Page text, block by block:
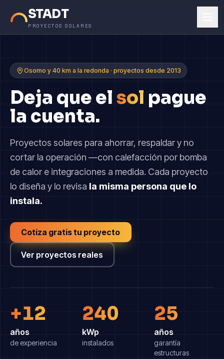
STADT
PROYECTOS SOLARES
Osorno y 40 km a la redonda · proyectos desde 2013
Deja que el sol pague
la cuenta.
Proyectos solares para ahorrar, respaldar y no
cortar la operación —con calefacción por bomba
de calor e integraciones a medida. Cada proyecto
lo diseña y lo revisa la misma persona que lo
instala.
Cotiza gratis tu proyecto
Ver proyectos reales
+12
años
de experiencia
240
kWp
instalados
25
años
garantía
estructuras